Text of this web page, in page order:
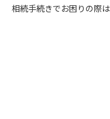
相続手続きでお困りの際